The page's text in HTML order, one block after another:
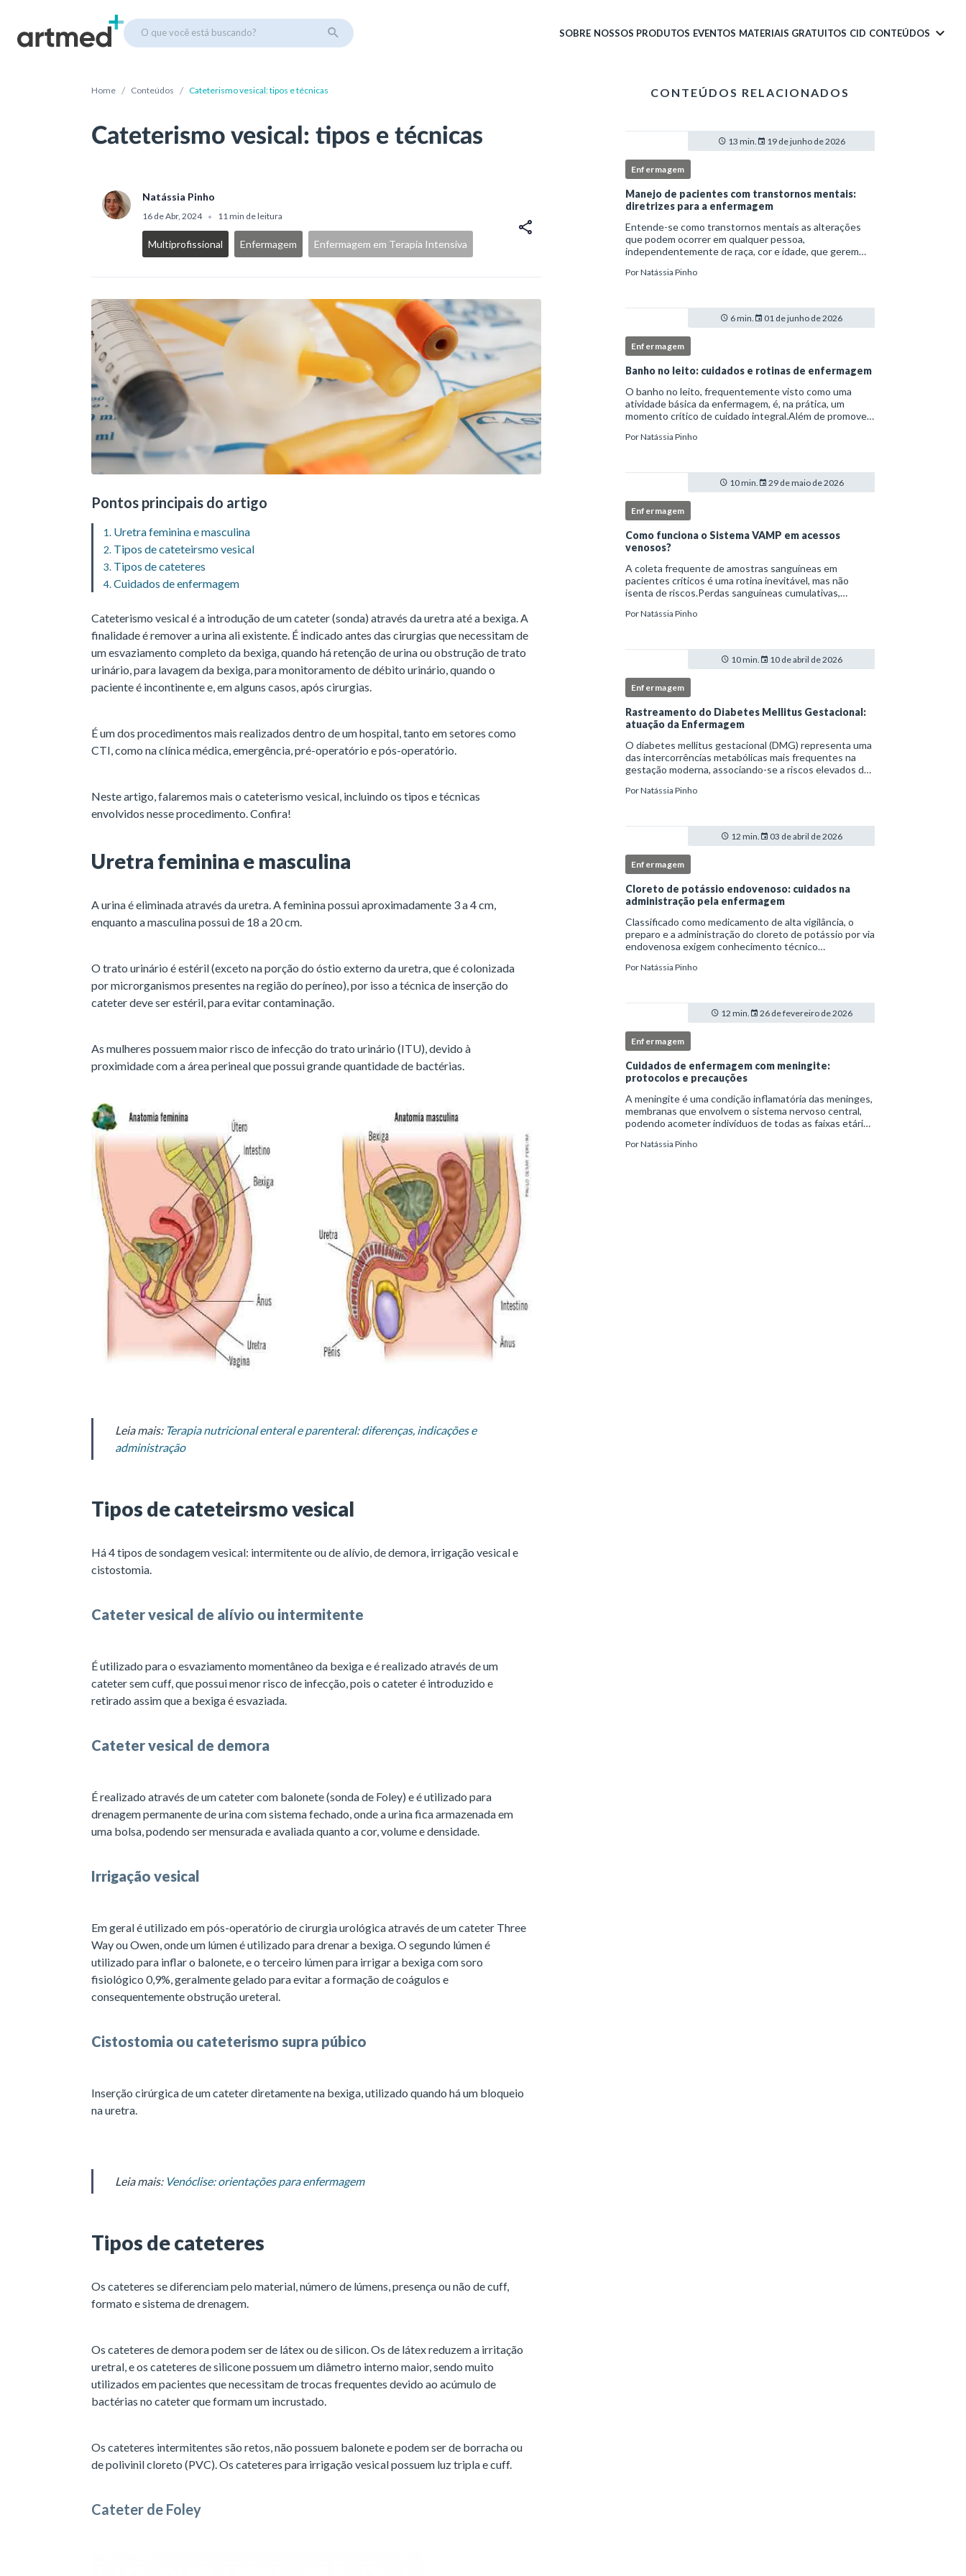
O que você está buscando? SOBRE NOSSOS PRODUTOS EVENTOS MATERIAIS GRATUITOS CID CONTEÚDOS
Home / Conteúdos / Cateterismo vesical: tipos e técnicas
Cateterismo vesical: tipos e técnicas
Natássia Pinho
16 de Abr, 2024 • 11 min de leitura
Multiprofissional Enfermagem Enfermagem em Terapia Intensiva
Pontos principais do artigo
Uretra feminina e masculina
Tipos de cateteirsmo vesical
Tipos de cateteres
Cuidados de enfermagem
Cateterismo vesical é a introdução de um cateter (sonda) através da uretra até a bexiga. A
finalidade é remover a urina ali existente. É indicado antes das cirurgias que necessitam de
um esvaziamento completo da bexiga, quando há retenção de urina ou obstrução de trato
urinário, para lavagem da bexiga, para monitoramento de débito urinário, quando o
paciente é incontinente e, em alguns casos, após cirurgias.
É um dos procedimentos mais realizados dentro de um hospital, tanto em setores como
CTI, como na clínica médica, emergência, pré-operatório e pós-operatório.
Neste artigo, falaremos mais o cateterismo vesical, incluindo os tipos e técnicas
envolvidos nesse procedimento. Confira!
Uretra feminina e masculina
A urina é eliminada através da uretra. A feminina possui aproximadamente 3 a 4 cm,
enquanto a masculina possui de 18 a 20 cm.
O trato urinário é estéril (exceto na porção do óstio externo da uretra, que é colonizada
por microrganismos presentes na região do períneo), por isso a técnica de inserção do
cateter deve ser estéril, para evitar contaminação.
As mulheres possuem maior risco de infecção do trato urinário (ITU), devido à
proximidade com a área perineal que possui grande quantidade de bactérias.
Leia mais: Terapia nutricional enteral e parenteral: diferenças, indicações e
administração
Tipos de cateteirsmo vesical
Há 4 tipos de sondagem vesical: intermitente ou de alívio, de demora, irrigação vesical e
cistostomia.
Cateter vesical de alívio ou intermitente
É utilizado para o esvaziamento momentâneo da bexiga e é realizado através de um
cateter sem cuff, que possui menor risco de infecção, pois o cateter é introduzido e
retirado assim que a bexiga é esvaziada.
Cateter vesical de demora
É realizado através de um cateter com balonete (sonda de Foley) e é utilizado para
drenagem permanente de urina com sistema fechado, onde a urina fica armazenada em
uma bolsa, podendo ser mensurada e avaliada quanto a cor, volume e densidade.
Irrigação vesical
Em geral é utilizado em pós-operatório de cirurgia urológica através de um cateter Three
Way ou Owen, onde um lúmen é utilizado para drenar a bexiga. O segundo lúmen é
utilizado para inflar o balonete, e o terceiro lúmen para irrigar a bexiga com soro
fisiológico 0,9%, geralmente gelado para evitar a formação de coágulos e
consequentemente obstrução ureteral.
Cistostomia ou cateterismo supra púbico
Inserção cirúrgica de um cateter diretamente na bexiga, utilizado quando há um bloqueio
na uretra.
Leia mais: Venóclise: orientações para enfermagem
Tipos de cateteres
Os cateteres se diferenciam pelo material, número de lúmens, presença ou não de cuff,
formato e sistema de drenagem.
Os cateteres de demora podem ser de látex ou de silicon. Os de látex reduzem a irritação
uretral, e os cateteres de silicone possuem um diâmetro interno maior, sendo muito
utilizados em pacientes que necessitam de trocas frequentes devido ao acúmulo de
bactérias no cateter que formam um incrustado.
Os cateteres intermitentes são retos, não possuem balonete e podem ser de borracha ou
de polivinil cloreto (PVC). Os cateteres para irrigação vesical possuem luz tripla e cuff.
Cateter de Foley
CONTEÚDOS RELACIONADOS
13 min. 19 de junho de 2026
Enfermagem
Manejo de pacientes com transtornos mentais:
diretrizes para a enfermagem
Entende-se como transtornos mentais as alterações
que podem ocorrer em qualquer pessoa,
independentemente de raça, cor e idade, que gerem
do indivíduo.Por isso, os transtornos psiquiátricos rep
PorNatássia Pinho
6 min. 01 de junho de 2026
Enfermagem
Banho no leito: cuidados e rotinas de enfermagem
O banho no leito, frequentemente visto como uma
atividade básica da enfermagem, é, na prática, um
momento crítico de cuidado integral.Além de promover
detalhada, prevenção de complicações e fortalec
PorNatássia Pinho
10 min. 29 de maio de 2026
Enfermagem
Como funciona o Sistema VAMP em acessos
venosos?
A coleta frequente de amostras sanguíneas em
pacientes críticos é uma rotina inevitável, mas não
isenta de riscos.Perdas sanguíneas cumulativas,
necessidade de múltiplas punções e manipulação
PorNatássia Pinho
10 min. 10 de abril de 2026
Enfermagem
Rastreamento do Diabetes Mellitus Gestacional:
atuação da Enfermagem
O diabetes mellitus gestacional (DMG) representa uma
das intercorrências metabólicas mais frequentes na
gestação moderna, associando-se a riscos elevados de
identificado precocemente.Neste cenário, o enferm
PorNatássia Pinho
12 min. 03 de abril de 2026
Enfermagem
Cloreto de potássio endovenoso: cuidados na
administração pela enfermagem
Classificado como medicamento de alta vigilância, o
preparo e a administração do cloreto de potássio por via
endovenosa exigem conhecimento técnico
institucionais e atuação criteriosa da equipe de
PorNatássia Pinho
12 min. 26 de fevereiro de 2026
Enfermagem
Cuidados de enfermagem com meningite:
protocolos e precauções
A meningite é uma condição inflamatória das meninges,
membranas que envolvem o sistema nervoso central,
podendo acometer indivíduos de todas as faixas etárias
autolimitados até situações de extrem
PorNatássia Pinho